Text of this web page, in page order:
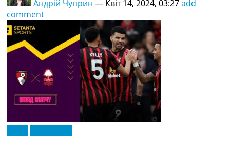
Андрій Чуприн — Квіт 14, 2024, 03:27add
comment